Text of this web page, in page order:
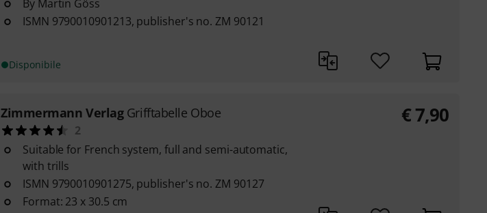
By Martin Göss
ISMN 9790010901213, publisher's no. ZM 90121
Disponibile
Zimmermann Verlag Grifftabelle Oboe
2
Suitable for French system, full and semi-automatic,
with trills
ISMN 9790010901275, publisher's no. ZM 90127
Format: 23 x 30.5 cm
€7,90